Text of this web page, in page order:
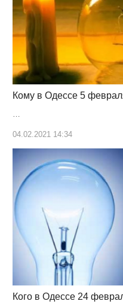
Кому в Одессе 5
04.02.2021 14:34
Кого в Одессе 24